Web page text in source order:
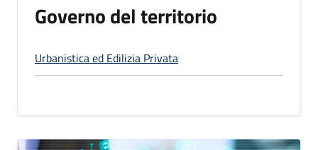
Governo del territorio
Urbanistica ed Edilizia Privata